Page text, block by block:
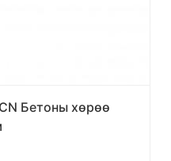
Бетоны хөрөө